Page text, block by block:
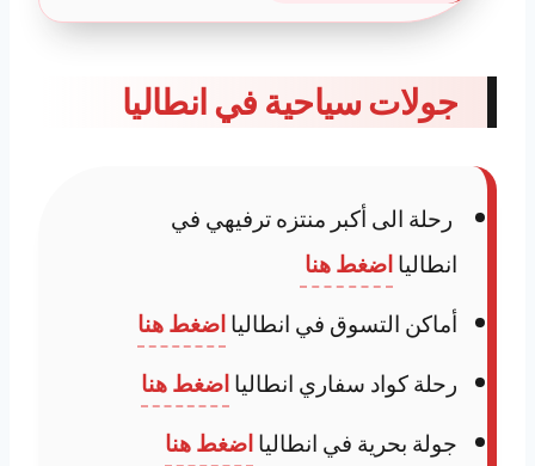
جولات سياحية في انطاليا
رحلة الى أكبر منتزه ترفيهي في
انطاليااضغط هنا
أماكن التسوق في انطاليااضغط هنا
رحلة كواد سفاري انطاليااضغط هنا
جولة بحرية في انطاليااضغط هنا